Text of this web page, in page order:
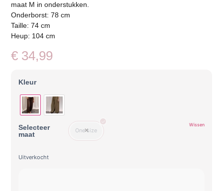
maat M in onderstukken.
Onderborst: 78 cm
Taille: 74 cm
Heup: 104 cm
€ 34,99
Kleur
Selecteer
maat
One size
Wissen
Uitverkocht